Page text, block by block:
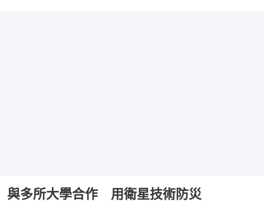
與多所大學合作 用衛星技術防災